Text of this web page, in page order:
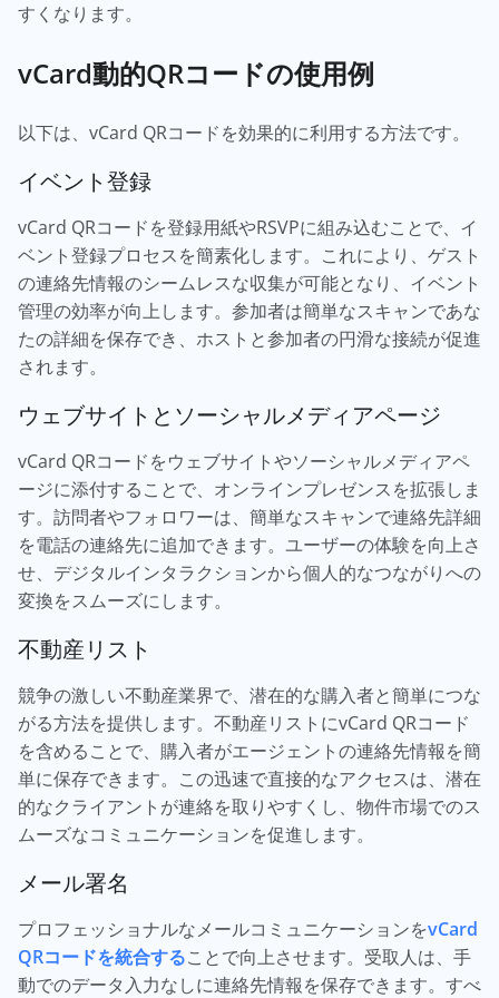
すくなります。
vCard動的QRコードの使用例
以下は、vCard QRコードを効果的に利用する方法です。
イベント登録
vCard QRコードを登録用紙やRSVPに組み込むことで、イ
ベント登録プロセスを簡素化します。これにより、ゲスト
の連絡先情報のシームレスな収集が可能となり、イベント
管理の効率が向上します。参加者は簡単なスキャンであな
たの詳細を保存でき、ホストと参加者の円滑な接続が促進
されます。
ウェブサイトとソーシャルメディアページ
vCard QRコードをウェブサイトやソーシャルメディアペ
ージに添付することで、オンラインプレゼンスを拡張しま
す。訪問者やフォロワーは、簡単なスキャンで連絡先詳細
を電話の連絡先に追加できます。ユーザーの体験を向上さ
せ、デジタルインタラクションから個人的なつながりへの
変換をスムーズにします。
不動産リスト
競争の激しい不動産業界で、潜在的な購入者と簡単につな
がる方法を提供します。不動産リストにvCard QRコード
を含めることで、購入者がエージェントの連絡先情報を簡
単に保存できます。この迅速で直接的なアクセスは、潜在
的なクライアントが連絡を取りやすくし、物件市場でのス
ムーズなコミュニケーションを促進します。
メール署名
プロフェッショナルなメールコミュニケーションをvCard
QRコードを統合することで向上させます。受取人は、手
動でのデータ入力なしに連絡先情報を保存できます。すべ